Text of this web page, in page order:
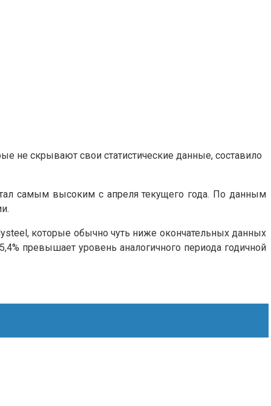
не скрывают свои статистические данные, составило
самым высоким с апреля текущего года. По данным
которые обычно чуть ниже окончательных данных
превышает уровень аналогичного периода годичной